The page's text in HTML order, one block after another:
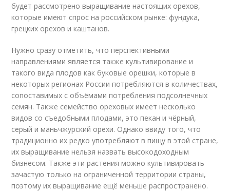
будет рассмотрено выращивание настоящих орехов,
которые имеют спрос на российском рынке: фундука,
грецких орехов и каштанов.
Нужно сразу отметить, что перспективными
направлениями является также культивирование и
такого вида плодов как буковые орешки, которые в
некоторых регионах России потребляются в количествах,
сопоставимых с объёмами потребления подсолнечных
семян. Также семейство ореховых имеет несколько
видов со съедобными плодами, это пекан и чёрный,
серый и маньчжурский орехи. Однако ввиду того, что
традиционно их редко употребляют в пищу в этой стране,
их выращивание нельзя назвать высокодоходным
бизнесом. Также эти растения можно культивировать
зачастую только на ограниченной территории страны,
поэтому их выращивание ещё меньше распространено.